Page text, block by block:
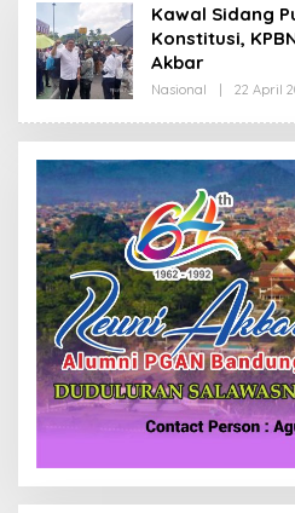
Kawal Sidang
Konstitusi,
Akbar
Nasional 22 April